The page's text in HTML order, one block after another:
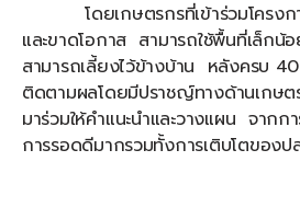
โดยเกษตรกรที่เข้าร่วมโครงกา
และขาดโอกาส สามารถใช้พื้นที่เล็กน้
สามารถเลี้ยงไว้ข้างบ้าน หลังครบ
ติดตามผลโดยมีปราชญ์ทางด้านเกษต
มาร่วมให้คำแนะนำและวางแผน จาก
การรอดดีมากรวมทั้งการเติบโตของป